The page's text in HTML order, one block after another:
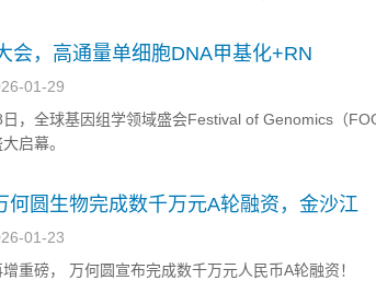
会，高通量单细胞DNA甲基化+RN
01-29
，全球基因组学领域盛会Festival of Genomics（
启幕。
何圆生物完成数千万元A轮融资，金沙江
01-23
重磅， 万何圆宣布完成数千万元人民币A轮融资！